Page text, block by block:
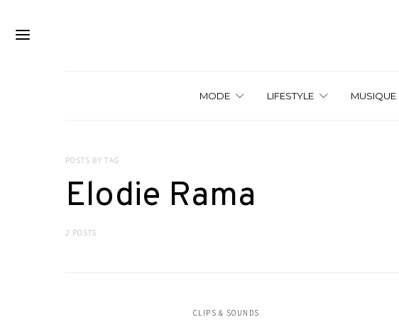
MODE LIFESTYLE MUSIQUE
POSTS BY TAG
Elodie Rama
2 POSTS
CLIPS & SOUNDS